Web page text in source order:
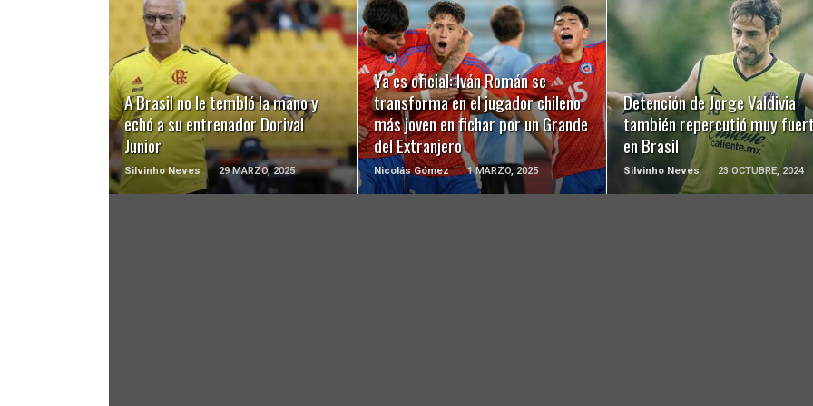
A Brasil no le tembló la mano y
echó a su entrenador Dorival
Junior
Silvinho Neves 29 MARZO, 2025
LEER MÁS
Ya es oficial: Iván Román se
transforma en el jugador chileno
más joven en fichar por un Grande
del Extranjero
Nicolás Gómez 1 MARZO, 2025
LEER MÁS
Detención de Jorge Valdivia
también repercutió muy
en Brasil
Silvinho Neves 23 OCTUBRE, 2024
LEER MÁS